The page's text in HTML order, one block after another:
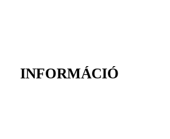
INFORMÁCIÓ